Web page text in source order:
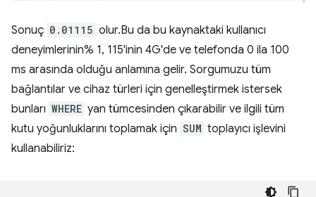
Sonuç 0.01115 olur.Bu da bu kaynaktaki kullanıcı
deneyimlerinin% 1, 115'inin 4G'de ve telefonda 0 ila 100
ms arasında olduğu anlamına gelir. Sorgumuzu tüm
bağlantılar ve cihaz türleri için genelleştirmek istersek
bunları WHERE yan tümcesinden çıkarabilir ve ilgili tüm
kutu yoğunluklarını toplamak için SUM toplayıcı işlevini
kullanabiliriz: